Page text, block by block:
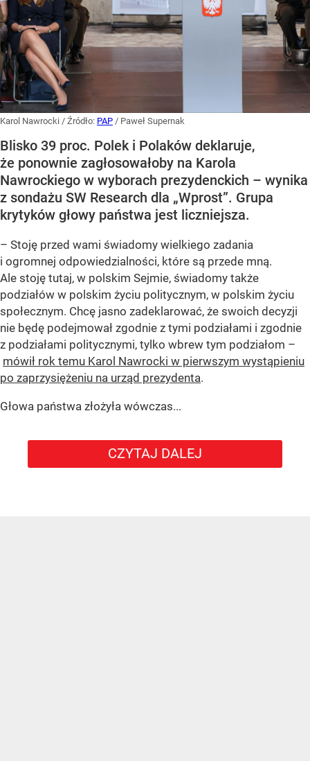
Karol Nawrocki / Źródło: PAP / Paweł Supernak
Blisko 39 proc. Polek i Polaków deklaruje,
że ponownie zagłosowałoby na Karola
Nawrockiego w wyborach prezydenckich – wynika
z sondażu SW Research dla „Wprost”. Grupa
krytyków głowy państwa jest liczniejsza.
– Stoję przed wami świadomy wielkiego zadania
i ogromnej odpowiedzialności, które są przede mną.
Ale stoję tutaj, w polskim Sejmie, świadomy także
podziałów w polskim życiu politycznym, w polskim życiu
społecznym. Chcę jasno zadeklarować, że swoich decyzji
nie będę podejmował zgodnie z tymi podziałami i zgodnie
z podziałami politycznymi, tylko wbrew tym podziałom –
mówił rok temu Karol Nawrocki w pierwszym wystąpieniu
po zaprzysiężeniu na urząd prezydenta.
Głowa państwa złożyła wówczas...
CZYTAJ DALEJ